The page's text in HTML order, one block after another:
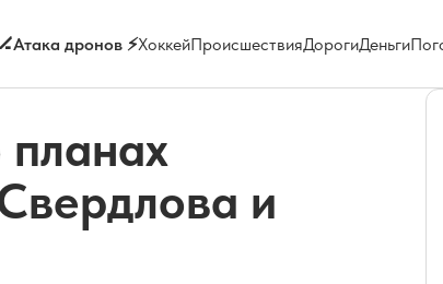
Атака дронов ⚡ХоккейПроисшествияДорогиДеньги
и